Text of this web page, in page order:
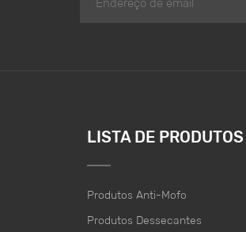
causar mofo e falha do fusível; a
mais eficaz é, obviamente,
medidor de temperatura e
controlada em menos de 75 %.
seja difícil transformar as linhas
água, possui um grande volume
a resolver facilmente o problema
LISTA DE PRODUTOS
Produtos Anti-Mofo
Produtos Dessecantes